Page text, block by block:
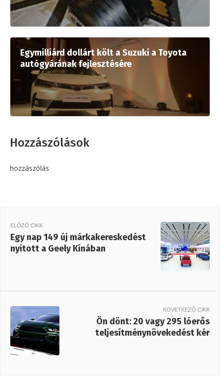
Egymilliárd dollárt költ a Suzuki a Toyota
autógyárának fejlesztésére
Hozzászólások
hozzászólás
ELŐZŐ CIKK
Egy nap 149 új márkakereskedést
nyitott a Geely Kínában
KÖVETKEZŐ CIKK
Ön dönt: 20 vagy 295 lóerős
teljesítménynövekedést kér